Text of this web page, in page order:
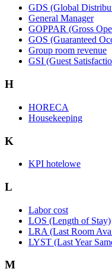
GDS (Global
General Manager
GOPPAR (Gross
GOS (Guaranteed
Group room revenue
GSI (Guest
H
HORECA
Housekeeping
K
KPI hotelowe
L
Labor cost
LOS (Length of Stay)
LRA (Last Room
LYST (Last Year
M